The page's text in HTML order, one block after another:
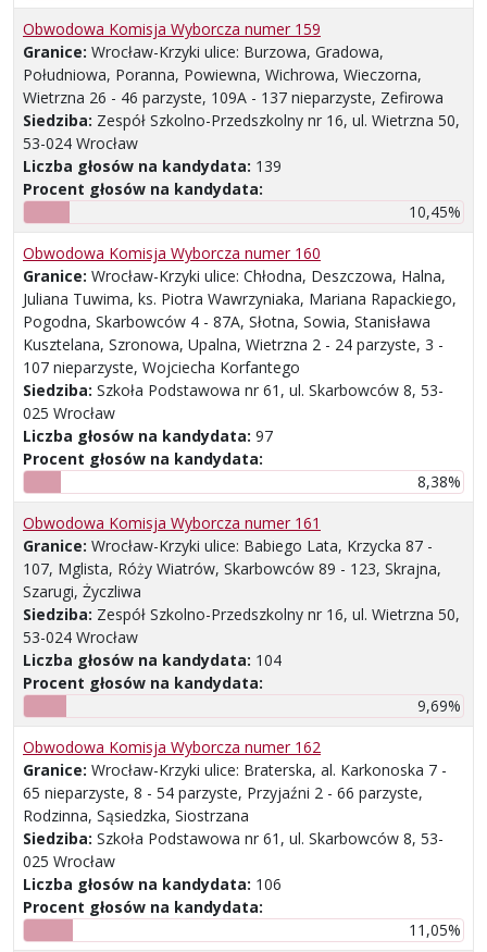
Obwodowa Komisja Wyborcza numer 159
Granice: Wrocław-Krzyki ulice: Burzowa, Gradowa,
Południowa, Poranna, Powiewna, Wichrowa, Wieczorna,
Wietrzna 26 - 46 parzyste, 109A - 137 nieparzyste, Zefirowa
Siedziba: Zespół Szkolno-Przedszkolny nr 16, ul. Wietrzna 50,
53-024 Wrocław
Liczba głosów na kandydata: 139
Procent głosów na kandydata:
10,45%
Obwodowa Komisja Wyborcza numer 160
Granice: Wrocław-Krzyki ulice: Chłodna, Deszczowa, Halna,
Juliana Tuwima, ks. Piotra Wawrzyniaka, Mariana Rapackiego,
Pogodna, Skarbowców 4 - 87A, Słotna, Sowia, Stanisława
Kusztelana, Szronowa, Upalna, Wietrzna 2 - 24 parzyste, 3 -
107 nieparzyste, Wojciecha Korfantego
Siedziba: Szkoła Podstawowa nr 61, ul. Skarbowców 8, 53-
025 Wrocław
Liczba głosów na kandydata: 97
Procent głosów na kandydata:
8,38%
Obwodowa Komisja Wyborcza numer 161
Granice: Wrocław-Krzyki ulice: Babiego Lata, Krzycka 87 -
107, Mglista, Róży Wiatrów, Skarbowców 89 - 123, Skrajna,
Szarugi, Życzliwa
Siedziba: Zespół Szkolno-Przedszkolny nr 16, ul. Wietrzna 50,
53-024 Wrocław
Liczba głosów na kandydata: 104
Procent głosów na kandydata:
9,69%
Obwodowa Komisja Wyborcza numer 162
Granice: Wrocław-Krzyki ulice: Braterska, al. Karkonoska 7 -
65 nieparzyste, 8 - 54 parzyste, Przyjaźni 2 - 66 parzyste,
Rodzinna, Sąsiedzka, Siostrzana
Siedziba: Szkoła Podstawowa nr 61, ul. Skarbowców 8, 53-
025 Wrocław
Liczba głosów na kandydata: 106
Procent głosów na kandydata:
11,05%